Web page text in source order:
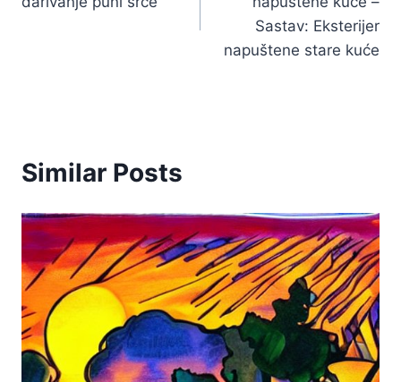
Sastav: Eksterijer
napuštene stare kuće
Similar Posts